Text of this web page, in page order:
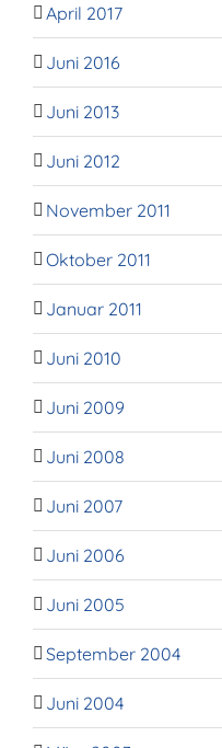
April 2017
Juni 2016
Juni 2013
Juni 2012
November 2011
Oktober 2011
Januar 2011
Juni 2010
Juni 2009
Juni 2008
Juni 2007
Juni 2006
Juni 2005
September 2004
Juni 2004